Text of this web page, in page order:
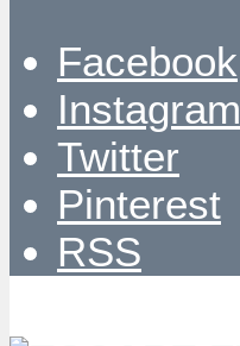
Facebook
Instagram
Twitter
Pinterest
RSS